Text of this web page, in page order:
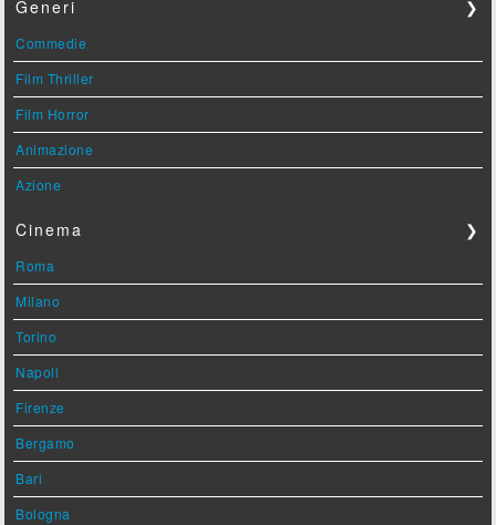
Generi ❯
Commedie
Film Thriller
Film Horror
Animazione
Azione
Cinema ❯
Roma
Milano
Torino
Napoli
Firenze
Bergamo
Bari
Bologna